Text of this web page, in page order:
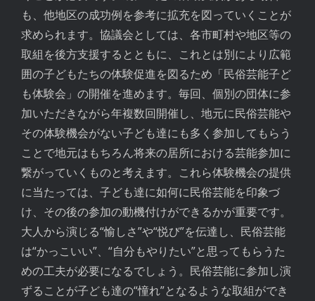
も、他地区の成功例を参考に拡充を図っていくことが
求められます。協議会としては、各市町村や地区等の
取組を後方支援するとともに、これとは別により広範
囲の子どもたちの体験促進を図るため「民俗芸能子ど
も体験会」の開催を進めます。毎回、個別の団体に参
加いただきながら年複数回開催し、地元に民俗芸能や
その体験機会がない子ども達にも多く参加してもらう
ことで地元はもちろん将来の居所における芸能参加に
繋がっていくものと考えます。これら体験機会の提供
に当たっては、子ども達に如何に民俗芸能を印象づ
け、その後の参加の動機付けができるかが重要です。
大人から演じる“愉しさ”や“悦び”を伝達し、民俗芸能
は“かっこいい”、“自分もやりたい”と思ってもらうた
めの工夫が必要になるでしょう。民俗芸能に参加し演
ずることが子ども達の“憧れ”となるような取組ができ